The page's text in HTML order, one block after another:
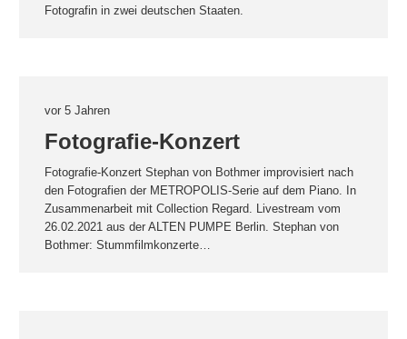
Fotografin in zwei deutschen Staaten.
vor 5 Jahren
Fotografie-Konzert
Fotografie-Konzert Stephan von Bothmer improvisiert nach
den Fotografien der METROPOLIS-Serie auf dem Piano. In
Zusammenarbeit mit Collection Regard. Livestream vom
26.02.2021 aus der ALTEN PUMPE Berlin. Stephan von
Bothmer: Stummfilmkonzerte…